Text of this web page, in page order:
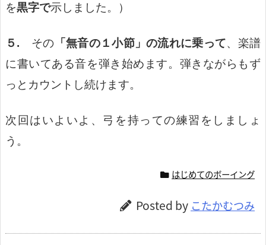
を黒字で示しました。）
５. その 「無音の１小節」の流れに乗って、楽譜
に書いてある音を弾き始めます。弾きながらもず
っとカウントし続けます。
次回はいよいよ、弓を持っての練習をしましょ
う。
はじめてのボーイング
Posted by こたかむつみ